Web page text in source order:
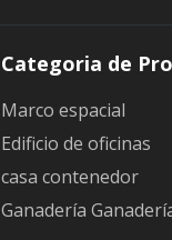
Categoria de
Marco espacial
Edificio de oficinas
casa contenedor
Ganadería